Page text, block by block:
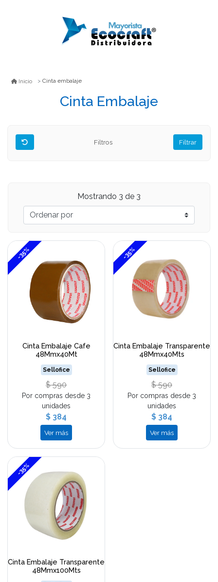
Inicio Cinta embalaje
Cinta Embalaje
Filtros Filtrar
Mostrando 3 de 3
-35%
Cinta Embalaje Cafe
48Mmx40Mt
Sellofice
$ 590
Por compras desde 3
unidades
$ 384
Ver más
-35%
Cinta Embalaje Transparente
48Mmx40Mts
Sellofice
$ 590
Por compras desde 3
unidades
$ 384
Ver más
-35%
Cinta Embalaje Transparente
48Mmx100Mts